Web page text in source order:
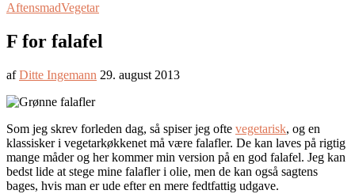
AftensmadVegetar
F for falafel
afDitte Ingemann 29. august 2013
Som jeg skrev forleden dag, så spiser jeg ofte vegetarisk, og en
klassisker i vegetarkøkkenet må være falafler. De kan laves på rigtig
mange måder og her kommer min version på en god falafel. Jeg kan
bedst lide at stege mine falafler i olie, men de kan også sagtens
bages, hvis man er ude efter en mere fedtfattig udgave.